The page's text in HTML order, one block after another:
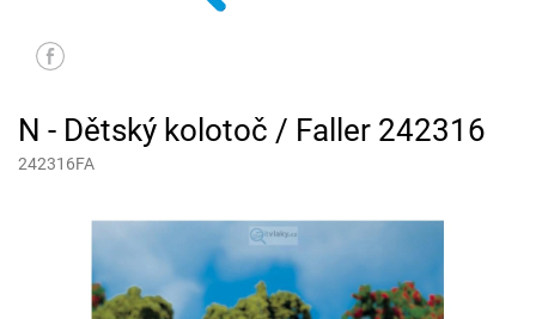
N - Dětský kolotoč / Faller 242316
242316FA